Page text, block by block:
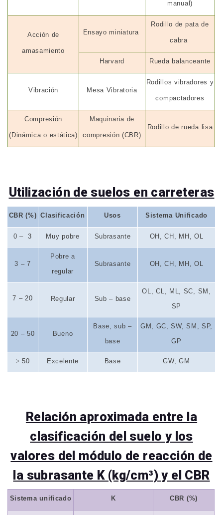
manual)
Acción de
amasamiento
Ensayo miniatura
Rodillo de pata de
cabra
Harvard Rueda balanceante
Vibración Mesa Vibratoria
Rodillos vibradores y
compactadores
Compresión
(Dinámica o estática)
Maquinaria de
compresión (CBR)
Rodillo de rueda lisa
Utilización de suelos en carreteras
CBR (%) Clasificación Usos Sistema Unificado
0 – 3 Muy pobre Subrasante OH, CH, MH, OL
3 – 7
Pobre a
regular
Subrasante OH, CH, MH, OL
7 – 20 Regular Sub – base
OL, CL, ML, SC, SM,
SP
20 – 50 Bueno
Base, sub –
base
GM, GC, SW, SM, SP,
GP
> 50 Excelente Base GW, GM
Relación aproximada entre la
clasificación del suelo y los
valores del módulo de reacción de
la subrasante K (kg/cm³) y el CBR
Sistema unificado K CBR (%)